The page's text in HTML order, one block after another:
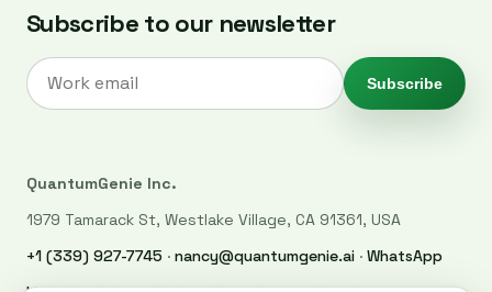
Subscribe to our newsletter
Subscribe
QuantumGenie Inc.
1979 Tamarack St, Westlake Village, CA 91361, USA
+1 (339) 927-7745 · nancy@quantumgenie.ai · WhatsApp